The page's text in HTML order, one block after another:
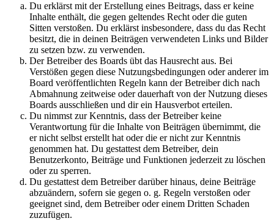
Du erklärst mit der Erstellung eines Beitrags, dass er keine
Inhalte enthält, die gegen geltendes Recht oder die guten
Sitten verstoßen. Du erklärst insbesondere, dass du das Recht
besitzt, die in deinen Beiträgen verwendeten Links und Bilder
zu setzen bzw. zu verwenden.
Der Betreiber des Boards übt das Hausrecht aus. Bei
Verstößen gegen diese Nutzungsbedingungen oder anderer im
Board veröffentlichten Regeln kann der Betreiber dich nach
Abmahnung zeitweise oder dauerhaft von der Nutzung dieses
Boards ausschließen und dir ein Hausverbot erteilen.
Du nimmst zur Kenntnis, dass der Betreiber keine
Verantwortung für die Inhalte von Beiträgen übernimmt, die
er nicht selbst erstellt hat oder die er nicht zur Kenntnis
genommen hat. Du gestattest dem Betreiber, dein
Benutzerkonto, Beiträge und Funktionen jederzeit zu löschen
oder zu sperren.
Du gestattest dem Betreiber darüber hinaus, deine Beiträge
abzuändern, sofern sie gegen o. g. Regeln verstoßen oder
geeignet sind, dem Betreiber oder einem Dritten Schaden
zuzufügen.